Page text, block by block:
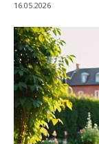
16.05.2026